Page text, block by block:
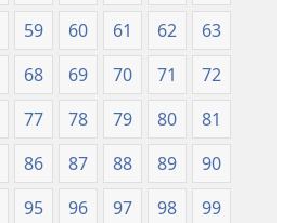
59 60 61 62
63
68 69 70 71
72
77 78 79 80
81
86 87 88 89
90
95 96 97 98
99